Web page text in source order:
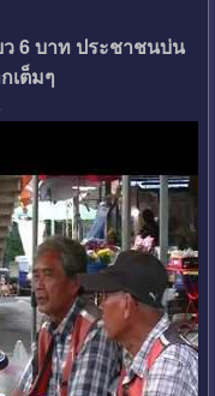
6 บาท ประชาชนบ่น
เต็มๆ